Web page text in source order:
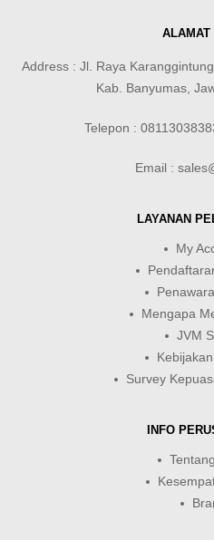
ALAMAT
Address : Jl. Raya
Kab. Banyumas,
Telepon :
Email :
LAYANAN
My
Mengapa
JVM
Survey
INFO